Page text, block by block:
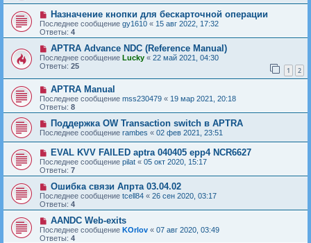
Назначение кнопки для бескарточной операции
Последнее сообщение gy1610 « 15 авг 2022, 17:32
Ответы: 4
APTRA Advance NDC (Reference Manual)
Последнее сообщение Lucky « 22 май 2021, 04:30
Ответы: 25 1 2
APTRA Manual
Последнее сообщение mss230479 « 19 мар 2021, 20:18
Ответы: 8
Поддержка OW Transaction switch в APTRA
Последнее сообщение rambes « 02 фев 2021, 23:51
EVAL KVV FAILED aptra 040405 epp4 NCR6627
Последнее сообщение pilat « 05 окт 2020, 15:17
Ответы: 7
Ошибка связи Апрта 03.04.02
Последнее сообщение tcell84 « 26 сен 2020, 03:17
Ответы: 4
AANDC Web-exits
Последнее сообщение KOrlov « 07 авг 2020, 03:49
Ответы: 4